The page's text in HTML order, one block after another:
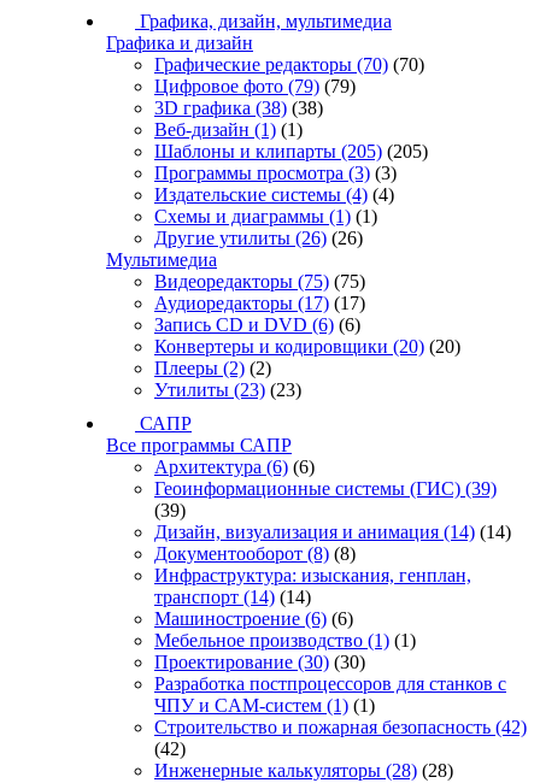
Графика, дизайн, мультимедиа
Графика и дизайн
Графические редакторы (70) (70)
Цифровое фото (79) (79)
3D графика (38) (38)
Веб-дизайн (1) (1)
Шаблоны и клипарты (205) (205)
Программы просмотра (3) (3)
Издательские системы (4) (4)
Схемы и диаграммы (1) (1)
Другие утилиты (26) (26)
Мультимедиа
Видеоредакторы (75) (75)
Аудиоредакторы (17) (17)
Запись CD и DVD (6) (6)
Конвертеры и кодировщики (20) (20)
Плееры (2) (2)
Утилиты (23) (23)
САПР
Все программы САПР
Архитектура (6) (6)
Геоинформационные системы (ГИС) (39)
(39)
Дизайн, визуализация и анимация (14) (14)
Документооборот (8) (8)
Инфраструктура: изыскания, генплан,
транспорт (14) (14)
Машиностроение (6) (6)
Мебельное производство (1) (1)
Проектирование (30) (30)
Разработка постпроцессоров для станков с
ЧПУ и CAM-систем (1) (1)
Строительство и пожарная безопасность (42)
(42)
Инженерные калькуляторы (28) (28)